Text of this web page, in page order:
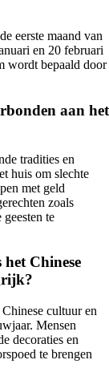
eerste maand van
en 20 februari
wordt bepaald door
aan het
tradities en
huis om slechte
met geld
zoals
te
Chinese
cultuur en
Mensen
decoraties en
te brengen